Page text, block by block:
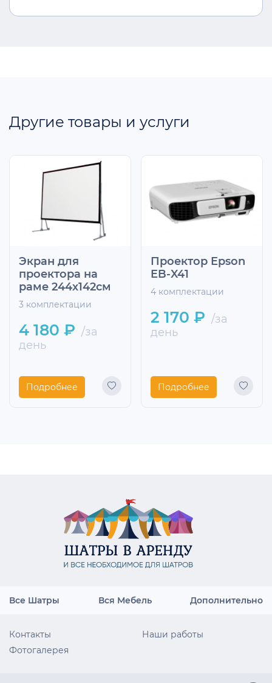
Другие товары и услуги
Экран для
проектора на
раме 244х142см
3 комплектации
4 180 ₽ /за
день
Подробнее
Проектор Epson
EB-X41
4 комплектации
2 170 ₽ /за
день
Подробнее
Все Шатры Вся Мебель Дополнительно
Контакты
Наши работы
Фотогалерея